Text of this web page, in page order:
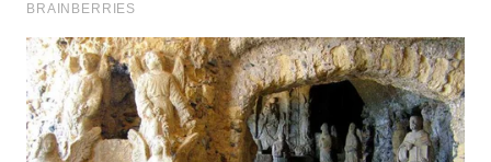
WN
BOROBUDUR
WN
MADURA